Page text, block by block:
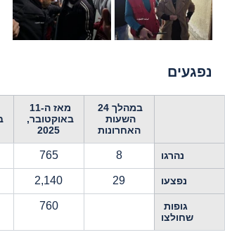
נפגעים
השעות
האחרונות
באוקטובר,
2025
נהרגו 8
765
נפצעו 29
2,140
גופות
שחולצו
760